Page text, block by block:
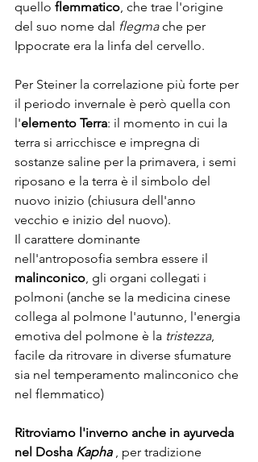
quello flemmatico , che trae l'origine
del suo nome dal flegma che per
Ippocrate era la linfa del cervello.
Per Steiner la correlazione più forte per
il periodo invernale è però quella con
l'elemento Terra: il momento in cui la
terra si arricchisce e impregna di
sostanze saline per la primavera, i semi
riposano e la terra è il simbolo del
nuovo inizio (chiusura dell'anno
vecchio e inizio del nuovo).
Il carattere dominante
nell'antroposofia sembra essere il
malinconico , gli organi collegati i
polmoni (anche se la medicina cinese
collega al polmone l'autunno, l'energia
emotiva del polmone è la tristezza,
facile da ritrovare in diverse sfumature
sia nel temperamento malinconico che
nel flemmatico)
Ritroviamo l'inverno anche in ayurveda
nel Dosha Kapha , per tradizione